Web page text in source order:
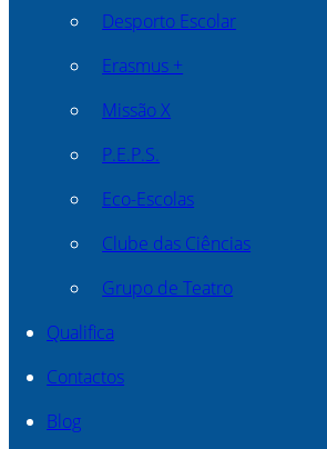
Desporto Escolar
Erasmus +
Missão X
P.E.P.S.
Eco-Escolas
Clube das Ciências
Grupo de Teatro
Qualifica
Contactos
Blog